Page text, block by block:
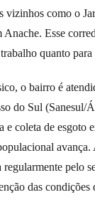
vizinhos como o
Anache. Esse
quanto para
o bairro é
do Sul (Sanesul/
e coleta de esgoto
avança.
regularmente pelo
das condições